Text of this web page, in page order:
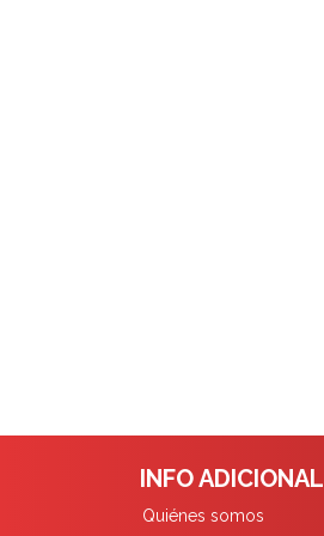
INFO ADICIONAL
Quiénes somos